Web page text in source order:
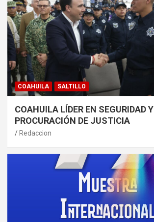
COAHUILA SALTILLO
COAHUILA LÍDER EN SEGURIDAD Y
PROCURACIÓN DE JUSTICIA
Redaccion